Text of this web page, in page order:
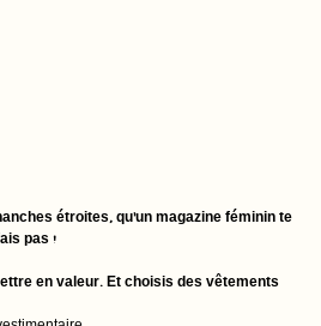
étroites, qu'un magazine féminin te
pas !
en valeur. Et choisis des vêtements